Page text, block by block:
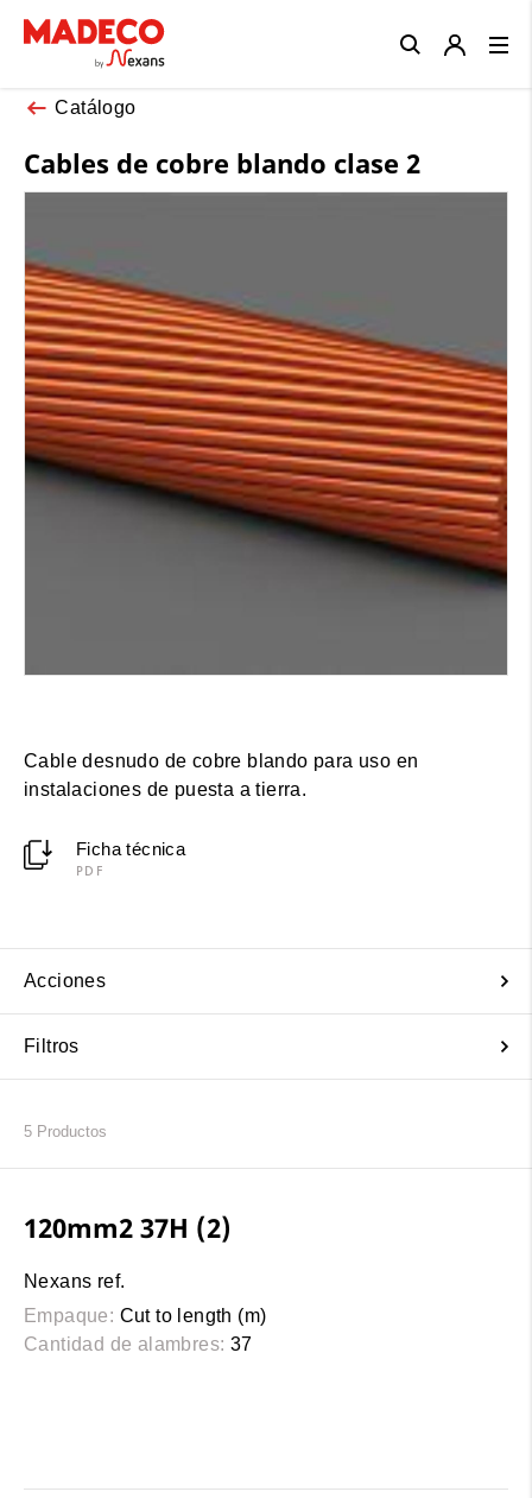
Catálogo
Cables de cobre blando clase 2
Cable desnudo de cobre blando para uso en
instalaciones de puesta a tierra.
Ficha técnica
PDF
Acciones
Filtros
5 Productos
120mm2 37H (2)
Nexans ref.
Empaque: Cut to length (m)
Cantidad de alambres: 37
Close